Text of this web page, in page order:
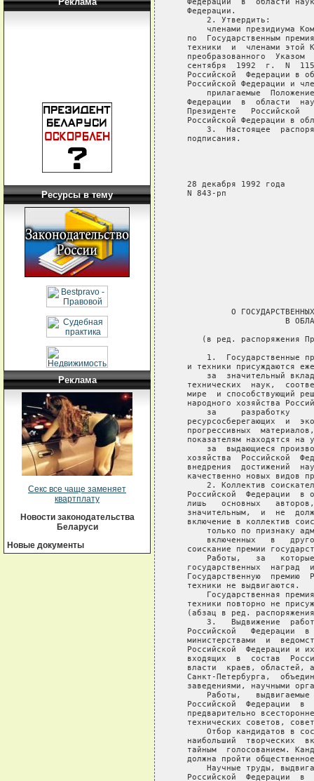
Ресурсы в тему
Реклама
Секс все чаще заменяет
квартплату
Новости законодательства
Беларуси
Новые документы